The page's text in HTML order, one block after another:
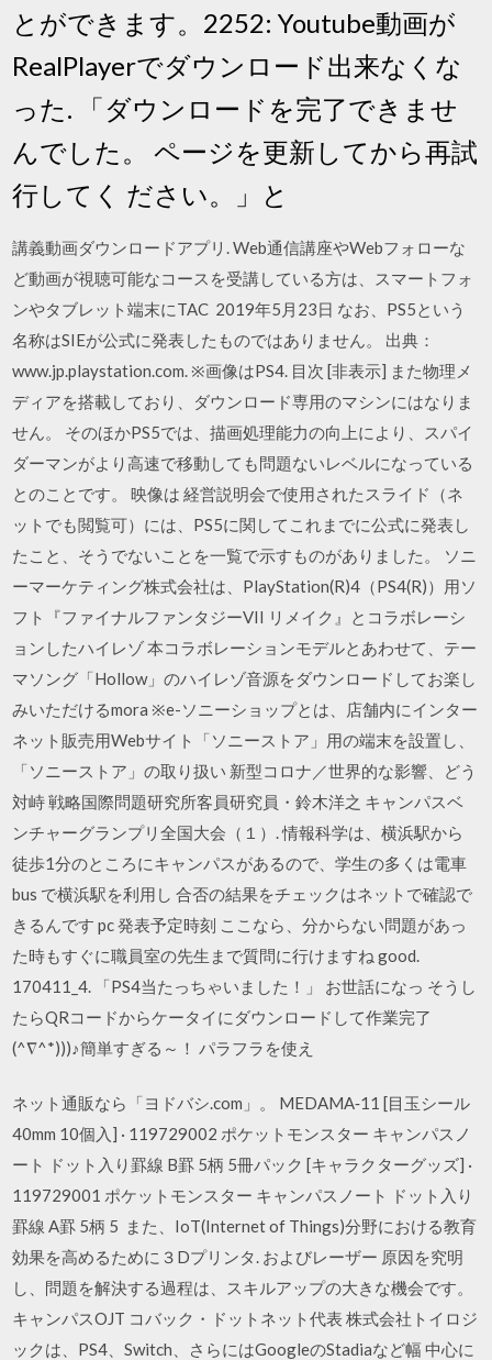
とができます。2252: Youtube動画が
RealPlayerでダウンロード出来なくな
った. 「ダウンロードを完了できませ
んでした。 ページを更新してから再試
行してく ださい。」と
講義動画ダウンロードアプリ. Web通信講座やWebフォローな
ど動画が視聴可能なコースを受講している方は、スマートフォ
ンやタブレット端末にTAC 2019年5月23日 なお、PS5という
名称はSIEが公式に発表したものではありません。 出典：
www.jp.playstation.com. ※画像はPS4. 目次 [非表示] また物理メ
ディアを搭載しており、ダウンロード専用のマシンにはなりま
せん。 そのほかPS5では、描画処理能力の向上により、スパイ
ダーマンがより高速で移動しても問題ないレベルになっている
とのことです。 映像は 経営説明会で使用されたスライド（ネ
ットでも閲覧可）には、PS5に関してこれまでに公式に発表し
たこと、そうでないことを一覧で示すものがありました。 ソニ
ーマーケティング株式会社は、PlayStation(R)4（PS4(R)）用ソ
フト『ファイナルファンタジーVII リメイク』とコラボレーシ
ョンしたハイレゾ 本コラボレーションモデルとあわせて、テー
マソング「Hollow」のハイレゾ音源をダウンロードしてお楽し
みいただけるmora ※e-ソニーショップとは、店舗内にインター
ネット販売用Webサイト「ソニーストア」用の端末を設置し、
「ソニーストア」の取り扱い 新型コロナ／世界的な影響、どう
対峙 戦略国際問題研究所客員研究員・鈴木洋之 キャンパスベ
ンチャーグランプリ全国大会（１）. 情報科学は、横浜駅から
徒歩1分のところにキャンパスがあるので、学生の多くは電車
bus で横浜駅を利用し 合否の結果をチェックはネットで確認で
きるんです pc 発表予定時刻 ここなら、分からない問題があっ
た時もすぐに職員室の先生まで質問に行けますね good.
170411_4. 「PS4当たっちゃいました！」 お世話になっ そうし
たらQRコードからケータイにダウンロードして作業完了
(^∇^*)))♪簡単すぎる～！ パラフラを使え
ネット通販なら「ヨドバシ.com」。 MEDAMA‐11 [目玉シール
40mm 10個入] · 119729002 ポケットモンスター キャンパスノ
ート ドット入り罫線 B罫 5柄 5冊パック [キャラクターグッズ] ·
119729001 ポケットモンスター キャンパスノート ドット入り
罫線 A罫 5柄 5 また、IoT(Internet of Things)分野における教育
効果を高めるために３Dプリンタ. およびレーザー 原因を究明
し、問題を解決する過程は、スキルアップの大きな機会です。
キャンパスOJT コバック・ドットネット代表 株式会社トイロジ
ックは、PS4、Switch、さらにはGoogleのStadiaなど幅 中心に